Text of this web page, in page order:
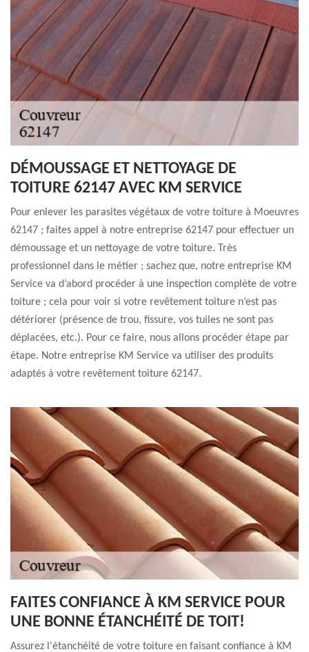
DÉMOUSSAGE ET NETTOYAGE DE
TOITURE 62147 AVEC KM SERVICE
Pour enlever les parasites végétaux de votre toiture à Moeuvres
62147 ; faites appel à notre entreprise 62147 pour effectuer un
démoussage et un nettoyage de votre toiture. Très
professionnel dans le métier ; sachez que, notre entreprise KM
Service va d’abord procéder à une inspection complète de votre
toiture ; cela pour voir si votre revêtement toiture n’est pas
détériorer (présence de trou, fissure, vos tuiles ne sont pas
déplacées, etc.). Pour ce faire, nous allons procéder étape par
étape. Notre entreprise KM Service va utiliser des produits
adaptés à votre revêtement toiture 62147.
FAITES CONFIANCE À KM SERVICE POUR
UNE BONNE ÉTANCHÉITÉ DE TOIT!
Assurez l'étanchéité de votre toiture en faisant confiance à KM